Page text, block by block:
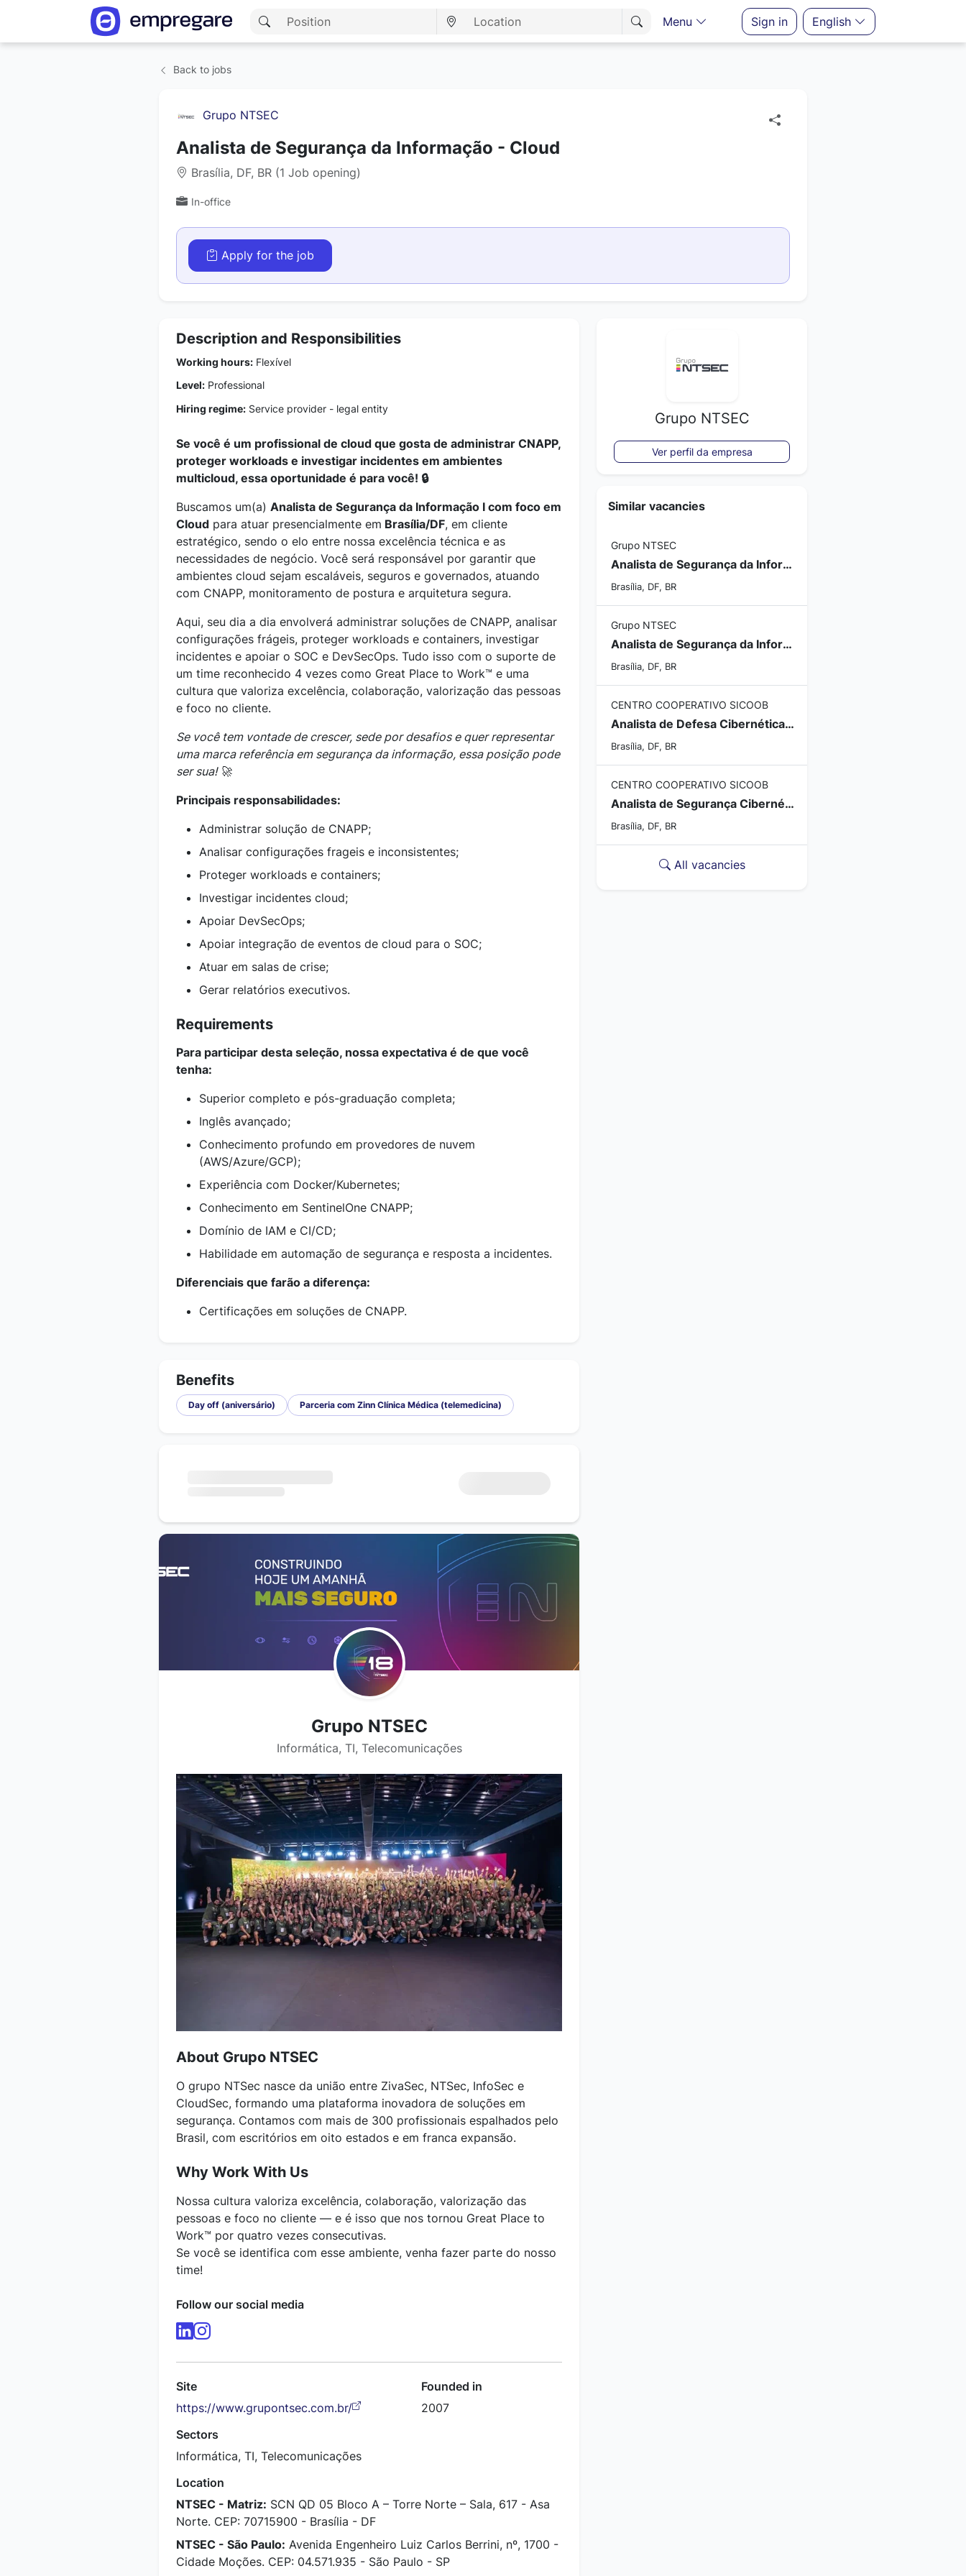
Menu Sign in English
Back to jobs
Grupo NTSEC
Analista de Segurança da Informação - Cloud
Brasília, DF, BR (1 Job opening)
In-office
Apply for the job
Description and Responsibilities
Working hours: Flexível
Level: Professional
Hiring regime: Service provider - legal entity
Se você é um profissional de cloud que gosta de administrar CNAPP,
proteger workloads e investigar incidentes em ambientes
multicloud, essa oportunidade é para você! 🔒
Buscamos um(a) Analista de Segurança da Informação I com foco em
Cloud para atuar presencialmente em Brasília/DF, em cliente
estratégico, sendo o elo entre nossa excelência técnica e as
necessidades de negócio. Você será responsável por garantir que
ambientes cloud sejam escaláveis, seguros e governados, atuando
com CNAPP, monitoramento de postura e arquitetura segura.
Aqui, seu dia a dia envolverá administrar soluções de CNAPP, analisar
configurações frágeis, proteger workloads e containers, investigar
incidentes e apoiar o SOC e DevSecOps. Tudo isso com o suporte de
um time reconhecido 4 vezes como Great Place to Work™ e uma
cultura que valoriza excelência, colaboração, valorização das pessoas
e foco no cliente.
Se você tem vontade de crescer, sede por desafios e quer representar
uma marca referência em segurança da informação, essa posição pode
ser sua! 🚀
Principais responsabilidades:
Administrar solução de CNAPP;
Analisar configurações frageis e inconsistentes;
Proteger workloads e containers;
Investigar incidentes cloud;
Apoiar DevSecOps;
Apoiar integração de eventos de cloud para o SOC;
Atuar em salas de crise;
Gerar relatórios executivos.
Requirements
Para participar desta seleção, nossa expectativa é de que você
tenha:
Superior completo e pós-graduação completa;
Inglês avançado;
Conhecimento profundo em provedores de nuvem
(AWS/Azure/GCP);
Experiência com Docker/Kubernetes;
Conhecimento em SentinelOne CNAPP;
Domínio de IAM e CI/CD;
Habilidade em automação de segurança e resposta a incidentes.
Diferenciais que farão a diferença:
Certificações em soluções de CNAPP.
Benefits
Day off (aniversário) Parceria com Zinn Clínica Médica (telemedicina)
Grupo NTSEC
Informática, TI, Telecomunicações
About Grupo NTSEC
O grupo NTSec nasce da união entre ZivaSec, NTSec, InfoSec e
CloudSec, formando uma plataforma inovadora de soluções em
segurança. Contamos com mais de 300 profissionais espalhados pelo
Brasil, com escritórios em oito estados e em franca expansão.
Why Work With Us
Nossa cultura valoriza excelência, colaboração, valorização das
pessoas e foco no cliente — e é isso que nos tornou Great Place to
Work™ por quatro vezes consecutivas.
Se você se identifica com esse ambiente, venha fazer parte do nosso
time!
Follow our social media
Site
https://www.grupontsec.com.br/
Sectors
Informática, TI, Telecomunicações
Founded in
2007
Location
NTSEC - Matriz: SCN QD 05 Bloco A – Torre Norte – Sala, 617 - Asa
Norte. CEP: 70715900 - Brasília - DF
NTSEC - São Paulo: Avenida Engenheiro Luiz Carlos Berrini, nº, 1700 -
Cidade Moções. CEP: 04.571.935 - São Paulo - SP
Grupo NTSEC
Ver perfil da empresa
Similar vacancies
Grupo NTSEC
Analista de Segurança da Informação - Check Point
Brasília, DF, BR
Grupo NTSEC
Analista de Segurança da Informação II
Brasília, DF, BR
CENTRO COOPERATIVO SICOOB
Analista de Defesa Cibernética Sênior - (Segurança de Redes | Fortinet | Microsegmentação)
Brasília, DF, BR
CENTRO COOPERATIVO SICOOB
Analista de Segurança Cibernética SOC - Sênior (Noturno 12x36)
Brasília, DF, BR
All vacancies